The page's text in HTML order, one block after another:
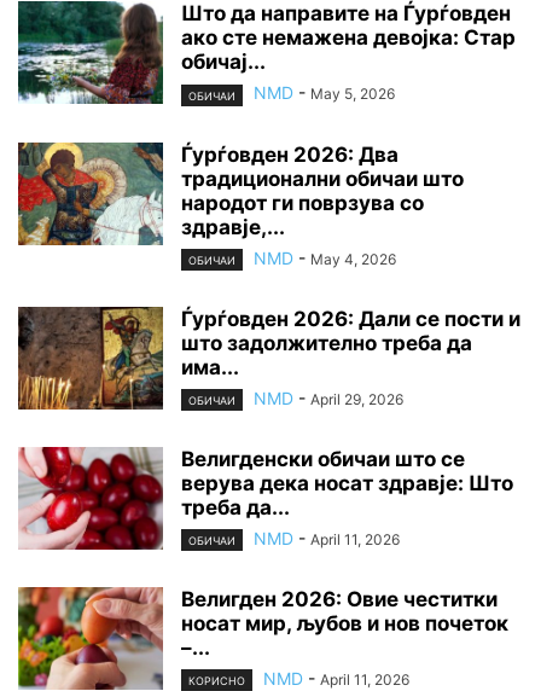
Што да направите на Ѓурѓовден
ако сте немажена девојка: Стар
обичај...
ОБИЧАИ NMD - May 5, 2026
Ѓурѓовден 2026: Два
традиционални обичаи што
народот ги поврзува со
здравје,...
ОБИЧАИ NMD - May 4, 2026
Ѓурѓовден 2026: Дали се пости и
што задолжително треба да
има...
ОБИЧАИ NMD - April 29, 2026
Велигденски обичаи што се
верува дека носат здравје: Што
треба да...
ОБИЧАИ NMD - April 11, 2026
Велигден 2026: Овие честитки
носат мир, љубов и нов почеток
–...
КОРИСНО NMD - April 11, 2026